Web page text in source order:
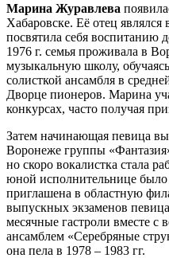
Марина Журавлева
Хабаровске. Её отец
посвятила себя воспитанию
1976 г. семья проживала в
музыкальную школу,
солисткой ансамбля в
Дворце пионеров. Марина
конкурсах, часто получая
Затем начинающая певица
Воронеже группы
но скоро вокалистка стала
юной исполнительнице
приглашена в областную
выпускных экзаменов
месячные гастроли вместе с
ансамблем «Серебряные
она пела в 1978 – 1983 гг.